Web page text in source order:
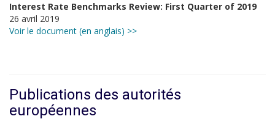
Interest Rate Benchmarks Review: First Quarter of 2019
26 avril 2019
Voir le document (en anglais) >>
Publications des autorités
européennes